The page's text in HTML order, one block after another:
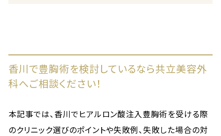
香川で豊胸術を検討しているなら共立美容外
科へご相談ください！
本記事では、香川でヒアルロン酸注入豊胸術を受ける際
のクリニック選びのポイントや失敗例、失敗した場合の対